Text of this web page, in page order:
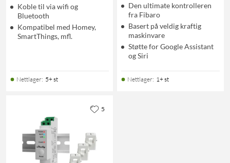
Koble til via wifi og
Bluetooth
Kompatibel med Homey,
SmartThings, mfl.
Nettlager: 5+ st
Den ultimate kontrolleren
fra Fibaro
Basert på veldig kraftig
maskinvare
Støtte for Google Assistant
og Siri
Nettlager: 1+ st
5